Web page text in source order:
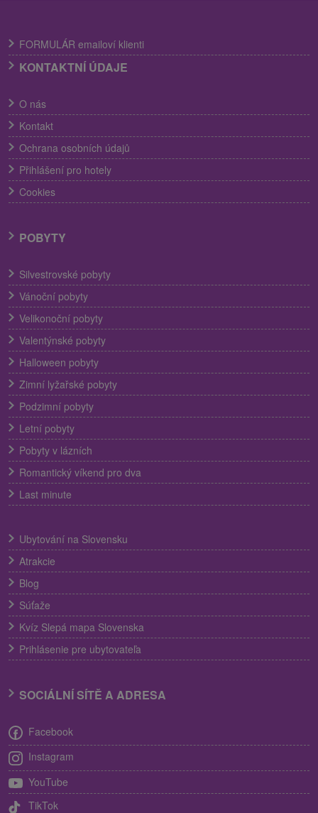
FORMULÁR emailoví klienti
KONTAKTNÍ ÚDAJE
O nás
Kontakt
Ochrana osobních údajů
Přihlášení pro hotely
Cookies
POBYTY
Silvestrovské pobyty
Vánoční pobyty
Velikonoční pobyty
Valentýnské pobyty
Halloween pobyty
Zimní lyžařské pobyty
Podzimní pobyty
Letní pobyty
Pobyty v lázních
Romantický víkend pro dva
Last minute
Ubytování na Slovensku
Atrakcie
Blog
Súťaže
Kvíz Slepá mapa Slovenska
Prihlásenie pre ubytovateľa
SOCIÁLNÍ SÍTĚ A ADRESA
Facebook
Instagram
YouTube
TikTok